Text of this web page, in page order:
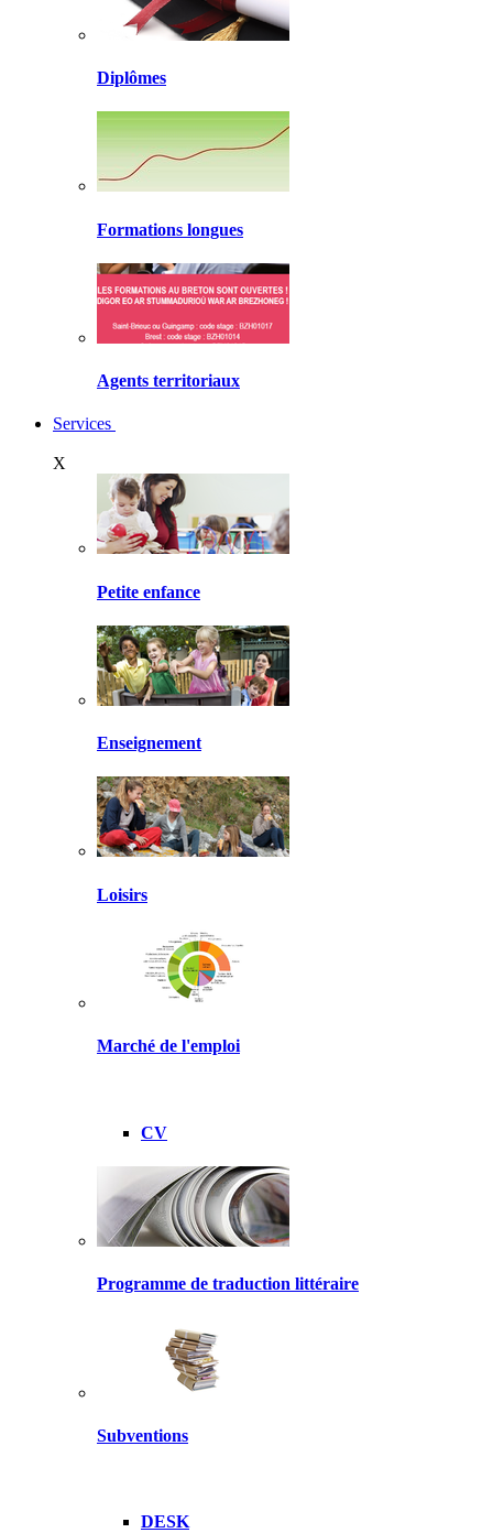
Diplômes
Formations longues
Agents territoriaux
Services
X
Petite enfance
Enseignement
Loisirs
Marché de l'emploi
CV
Programme de traduction littéraire
Subventions
DESK